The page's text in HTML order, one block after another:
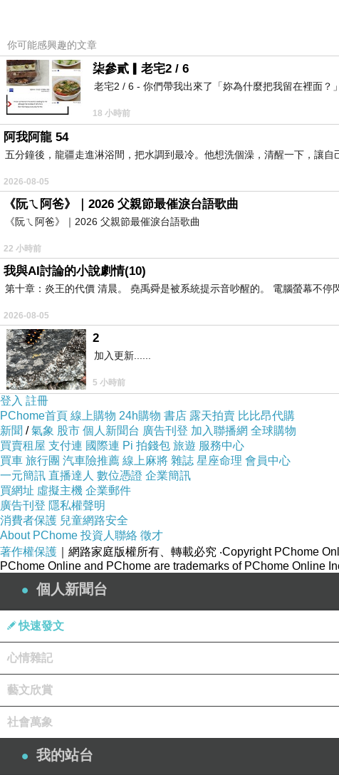
沒有買過這個顏色
就買了
中秋佳節換新換心
擺在自己家裡比較沒顧慮
然後被阿姨唸說去學花藝
去找書回來自習巴里巴拉
你可能感興趣的文章
柒參貳▎老宅2 / 6
老宅2 / 6 - 你們帶我出來了「妳為什麼把我留在裡面
18 小時前
阿我阿龍 54
五分鐘後，龍疆走進淋浴間，把水調到最冷。他想洗個澡，清醒一下，讓
2026-08-05
《阮ㄟ阿爸》｜2026 父親節最催淚台語歌曲
《阮ㄟ阿爸》｜2026 父親節最催淚台語歌曲
22 小時前
我與AI討論的小說劇情(10)
第十章：炎王的代價 清晨。 堯禹舜是被系統提示音吵醒的。 電腦螢幕不
2026-08-05
2
加入更新......
5 小時前
登入 註冊
PChome首頁 線上購物 24h購物 書店 露天拍賣 比比昂代購
新聞 /氣象 股市 個人新聞台 廣告刊登 加入聯播網 全球購物
買賣租屋 支付連 國際連 Pi 拍錢包 旅遊 服務中心
買車 旅行團 汽車險推薦 線上麻將 雜誌 星座命理 會員中心
一元簡訊 直播達人 數位憑證 企業簡訊
買網址 虛擬主機 企業郵件
廣告刊登 隱私權聲明
消費者保護 兒童網路安全
About PChome 投資人聯絡 徵才
著作權保護 ｜網路家庭版權所有、轉載必究 ‧Copyright PChome
PChome Online and PChome are trademarks of PChome Online
個人新聞台
快速發文
心情雜記
藝文欣賞
社會萬象
我的站台